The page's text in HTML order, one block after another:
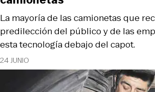
24 JUNIO
La mayoría de las camionetas que
predilección del público y de las
esta tecnología debajo del capot.